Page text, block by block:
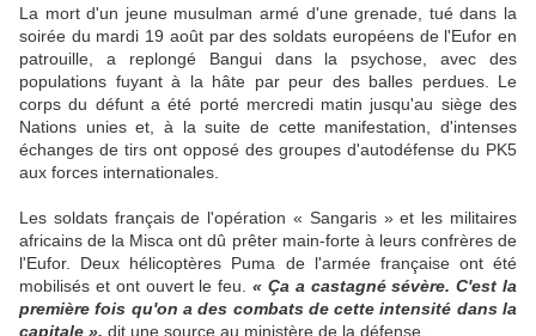
La mort d'un jeune musulman armé d'une grenade, tué dans la
soirée du mardi 19 août par des soldats européens de l'Eufor en
patrouille, a replongé Bangui dans la psychose, avec des
populations fuyant à la hâte par peur des balles perdues. Le
corps du défunt a été porté mercredi matin jusqu'au siège des
Nations unies et, à la suite de cette manifestation, d'intenses
échanges de tirs ont opposé des groupes d'autodéfense du PK5
aux forces internationales.
Les soldats français de l'opération « Sangaris » et les militaires
africains de la Misca ont dû prêter main-forte à leurs confrères de
l'Eufor. Deux hélicoptères Puma de l'armée française ont été
mobilisés et ont ouvert le feu. « Ça a castagné sévère. C'est la
première fois qu'on a des combats de cette intensité dans la
capitale », dit une source au ministère de la défense.